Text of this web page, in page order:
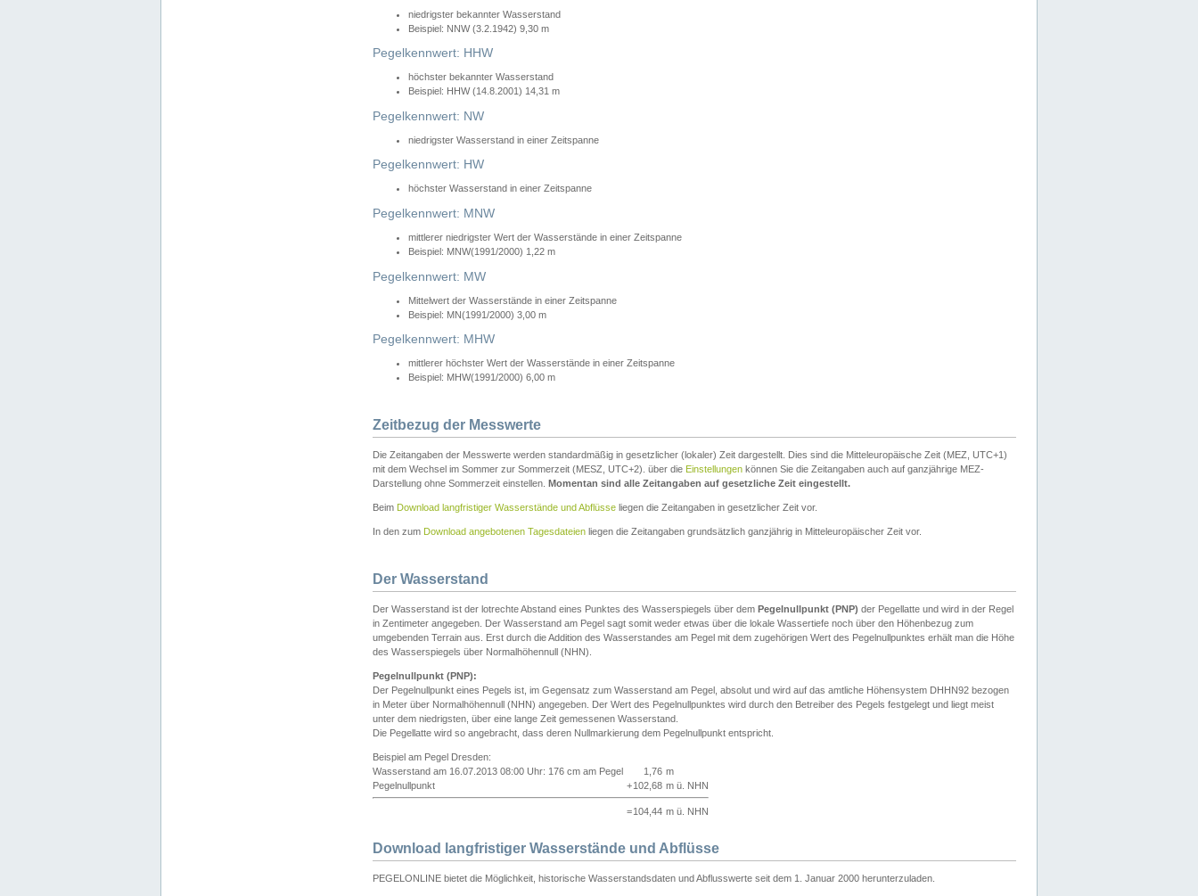
niedrigster bekannter Wasserstand
Beispiel: NNW (3.2.1942) 9,30 m
Pegelkennwert: HHW
höchster bekannter Wasserstand
Beispiel: HHW (14.8.2001) 14,31 m
Pegelkennwert: NW
niedrigster Wasserstand in einer Zeitspanne
Pegelkennwert: HW
höchster Wasserstand in einer Zeitspanne
Pegelkennwert: MNW
mittlerer niedrigster Wert der Wasserstände in einer Zeitspanne
Beispiel: MNW(1991/2000) 1,22 m
Pegelkennwert: MW
Mittelwert der Wasserstände in einer Zeitspanne
Beispiel: MN(1991/2000) 3,00 m
Pegelkennwert: MHW
mittlerer höchster Wert der Wasserstände in einer Zeitspanne
Beispiel: MHW(1991/2000) 6,00 m
Zeitbezug der Messwerte
Die Zeitangaben der Messwerte werden standardmäßig in gesetzlicher (lokaler) Zeit dargestellt. Dies sind die Mitteleuropäische Zeit (MEZ, UTC+1)
mit dem Wechsel im Sommer zur Sommerzeit (MESZ, UTC+2). über die Einstellungen können Sie die Zeitangaben auch auf ganzjährige MEZ-
Darstellung ohne Sommerzeit einstellen. Momentan sind alle Zeitangaben auf gesetzliche Zeit eingestellt.
Beim Download langfristiger Wasserstände und Abflüsse liegen die Zeitangaben in gesetzlicher Zeit vor.
In den zum Download angebotenen Tagesdateien liegen die Zeitangaben grundsätzlich ganzjährig in Mitteleuropäischer Zeit vor.
Der Wasserstand
Der Wasserstand ist der lotrechte Abstand eines Punktes des Wasserspiegels über dem Pegelnullpunkt (PNP) der Pegellatte und wird in der Regel
in Zentimeter angegeben. Der Wasserstand am Pegel sagt somit weder etwas über die lokale Wassertiefe noch über den Höhenbezug zum
umgebenden Terrain aus. Erst durch die Addition des Wasserstandes am Pegel mit dem zugehörigen Wert des Pegelnullpunktes erhält man die Höhe
des Wasserspiegels über Normalhöhennull (NHN).
Pegelnullpunkt (PNP):
Der Pegelnullpunkt eines Pegels ist, im Gegensatz zum Wasserstand am Pegel, absolut und wird auf das amtliche Höhensystem DHHN92 bezogen
in Meter über Normalhöhennull (NHN) angegeben. Der Wert des Pegelnullpunktes wird durch den Betreiber des Pegels festgelegt und liegt meist
unter dem niedrigsten, über eine lange Zeit gemessenen Wasserstand.
Die Pegellatte wird so angebracht, dass deren Nullmarkierung dem Pegelnullpunkt entspricht.
Beispiel am Pegel Dresden:
Wasserstand am 16.07.2013 08:00 Uhr: 176 cm am Pegel
1,76 m
Pegelnullpunkt
+102,68 m ü. NHN
=104,44 m ü. NHN
Download langfristiger Wasserstände und Abflüsse
PEGELONLINE bietet die Möglichkeit, historische Wasserstandsdaten und Abflusswerte seit dem 1. Januar 2000 herunterzuladen.